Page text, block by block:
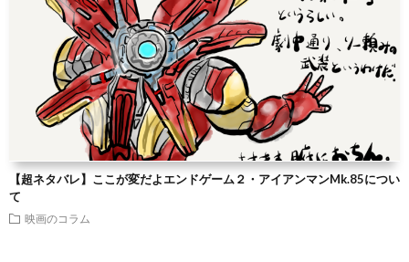
【超ネタバレ】ここが変だよエンドゲーム２・アイアンマンMk.85につい
て
映画のコラム